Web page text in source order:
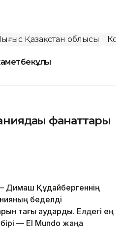
Қазақстан облысы
фанаттары
Димаш Құдайбергеннің
беделді
тағы аударды. Елдегі ең
бірі — El Mundo жаңа